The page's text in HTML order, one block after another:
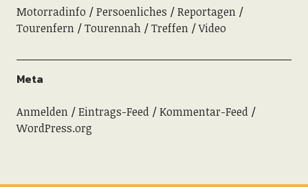
Motorradinfo Persoenliches
Reportagen
Tourenfern
Tourennah Treffen Video
Meta
Anmelden Eintrags-Feed
Kommentar-Feed
WordPress.org